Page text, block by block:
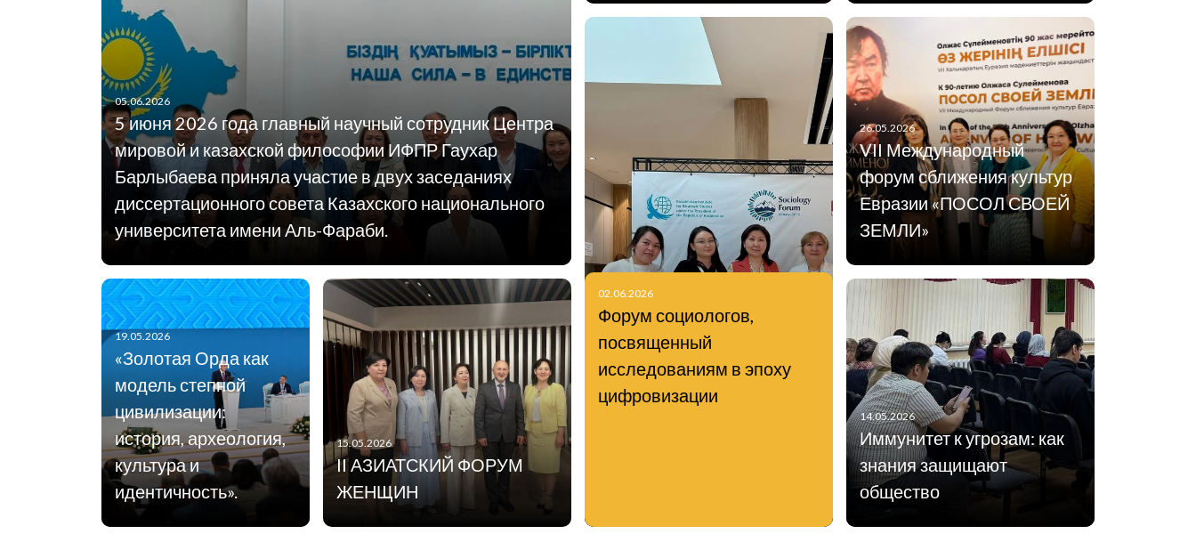
05.06.2026
5 июня 2026 года главный научный сотрудник Центра
мировой и казахской философии ИФПР Гаухар
Барлыбаева приняла участие в двух заседаниях
диссертационного совета Казахского национального
университета имени Аль-Фараби.
02.06.2026
Форум социологов,
посвященный
исследованиям в эпоху
цифровизации
26.05.2026
VII Международный
форум сближения культур
Евразии «ПОСОЛ СВОЕЙ
ЗЕМЛИ»
19.05.2026
«Золотая Орда как
модель степной
цивилизации:
история, археология,
культура и
идентичность».
15.05.2026
II АЗИАТСКИЙ ФОРУМ
ЖЕНЩИН
14.05.2026
Иммунитет к угрозам: как
знания защищают
общество